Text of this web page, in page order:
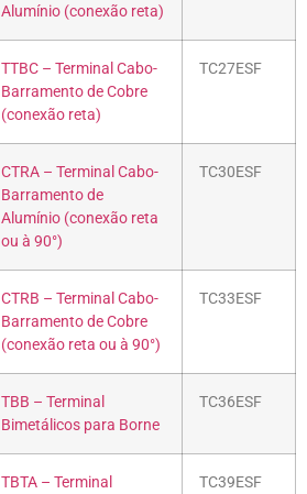
Alumínio (conexão reta)
TTBC – Terminal Cabo-
Barramento de Cobre
(conexão reta)
TC27ESF
CTRA – Terminal Cabo-
Barramento de
Alumínio (conexão reta
ou à 90°)
TC30ESF
CTRB – Terminal Cabo-
Barramento de Cobre
(conexão reta ou à 90°)
TC33ESF
TBB – Terminal
Bimetálicos para Borne
TC36ESF
TBTA – Terminal
TC39ESF